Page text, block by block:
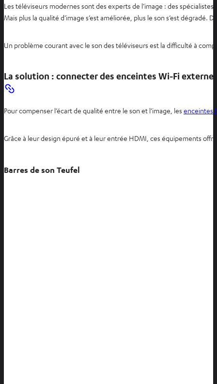
Les téléviseurs modernes sont des experts de l’image : des
Mais plus la qualité d’image s’est améliorée, plus le son s’est
Un problème courant avec le son des téléviseurs est la difficulté à
La solution : connecter des enceintes Wi-Fi
Pour compenser l’écart de qualité entre le son et l’image, les enceintes
Grâce à leur design épuré et à leur entrée HDMI, ces équipements
Barres de son Teufel